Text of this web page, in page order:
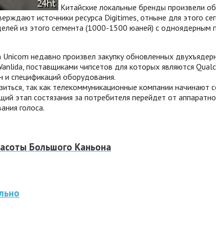
Китайские локальные бренды произвели
источники ресурса Digitimes, отныне для этого
из этого сегмента (1000-1500 юаней) с
недавно произвел закупку обновленных
поставщиками чипсетов для которых являются
и спецификаций оборудования.
так как телекоммуникационные компании начинают
этап состязания за потребителя перейдет от
голоса.
Большого Каньона